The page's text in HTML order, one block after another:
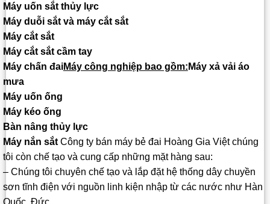
Máy uốn sắt thủy lực
Máy duỗi sắt và máy cắt sắt
Máy cắt sắt
Máy cắt sắt cầm tay
Máy chấn đaiMáy công nghiệp bao gồm: Máy xả vải áo
mưa
Máy uốn ống
Máy kéo ống
Bàn nâng thủy lực
Máy nắn sắt Công ty bán máy bẻ đai Hoàng Gia Việt chúng
tôi còn chế tạo và cung cấp những mặt hàng sau:
– Chúng tôi chuyên chế tạo và lắp đặt hệ thống dây chuyền
sơn tĩnh điện với nguồn linh kiện nhập từ các nước như Hàn
Quốc, Đức….